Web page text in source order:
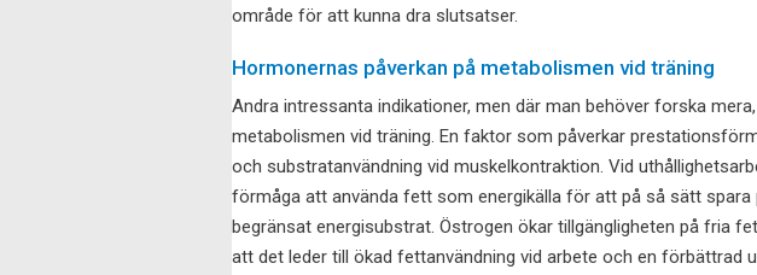
område för att kunna dra slutsatser.
Hormonernas påverkan på metabolismen vid träning
Andra intressanta indikationer, men där man behöver forska
metabolismen vid träning. En faktor som påverkar
och substratanvändning vid muskelkontraktion. Vid
förmåga att använda fett som energikälla för att på så sätt spara
begränsat energisubstrat. Östrogen ökar tillgängligheten på fria
att det leder till ökad fettanvändning vid arbete och en förbättrad